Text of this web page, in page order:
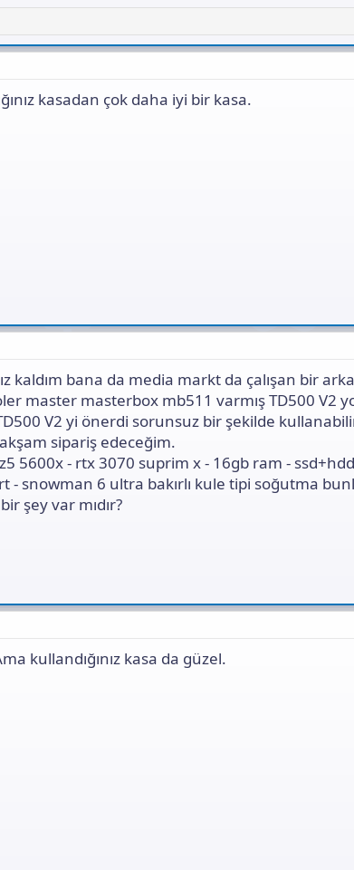
kasadan çok daha iyi bir kasa.
kaldım bana da media markt da çalışan bir
master masterbox mb511 varmış TD500 V2
V2 yi önerdi sorunsuz bir şekilde
sipariş edeceğim.
5600x - rtx 3070 suprim x - 16gb ram - ssd+hdd
- snowman 6 ultra bakırlı kule tipi soğutma
şey var mıdır?
kullandığınız kasa da güzel.